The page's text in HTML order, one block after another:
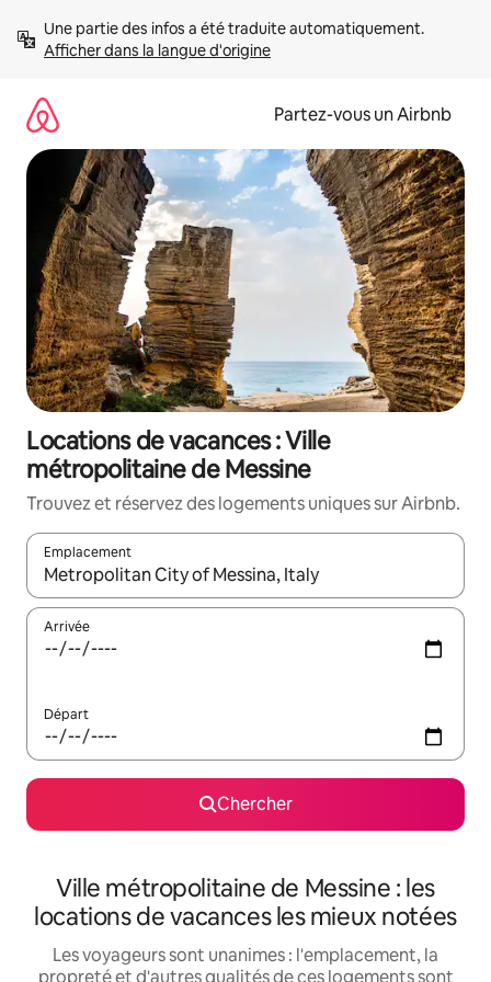
directement
Afficher dans la langue d'origine
Partez-vous un Airbnb
Locations de vacances : Ville
métropolitaine de Messine
Trouvez et réservez des logements uniques sur Airbnb.
Emplacement
Quand les résultats sont affichés, parcourez-les en utilisant
Arrivée
Départ
Chercher
Ville métropolitaine de Messine : les
locations de vacances les mieux notées
Les voyageurs sont unanimes : l'emplacement, la
propreté et d'autres qualités de ces logements sont